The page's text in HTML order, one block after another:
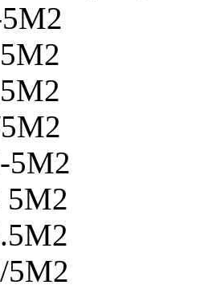
5М2
5М2
5М2